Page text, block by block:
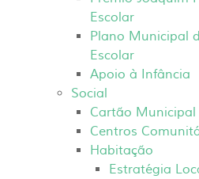
Escolar
Plano Municipal
Escolar
Apoio à Infância
Social
Cartão Municipal
Centros
Habitação
Estratégia